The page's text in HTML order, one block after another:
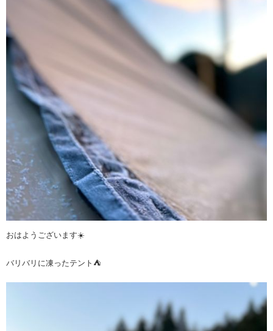
おはようございます☀️
バリバリに凍ったテント⛺️